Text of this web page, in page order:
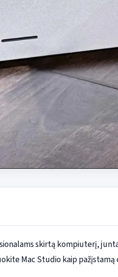
skirtą kompiuterį,
Mac Studio kaip